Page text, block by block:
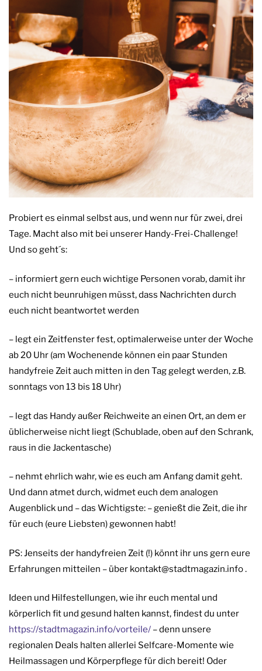
Probiert es einmal selbst aus, und wenn nur für zwei, drei
Tage. Macht also mit bei unserer Handy-Frei-Challenge!
Und so geht´s:
– informiert gern euch wichtige Personen vorab, damit ihr
euch nicht beunruhigen müsst, dass Nachrichten durch
euch nicht beantwortet werden
– legt ein Zeitfenster fest, optimalerweise unter der Woche
ab 20 Uhr (am Wochenende können ein paar Stunden
handyfreie Zeit auch mitten in den Tag gelegt werden, z.B.
sonntags von 13 bis 18 Uhr)
– legt das Handy außer Reichweite an einen Ort, an dem er
üblicherweise nicht liegt (Schublade, oben auf den Schrank,
raus in die Jackentasche)
– nehmt ehrlich wahr, wie es euch am Anfang damit geht.
Und dann atmet durch, widmet euch dem analogen
Augenblick und – das Wichtigste: – genießt die Zeit, die ihr
für euch (eure Liebsten) gewonnen habt!
PS: Jenseits der handyfreien Zeit (!) könnt ihr uns gern eure
Erfahrungen mitteilen – über kontakt@stadtmagazin.info .
Ideen und Hilfestellungen, wie ihr euch mental und
körperlich fit und gesund halten kannst, findest du unter
https://stadtmagazin.info/vorteile/ – denn unsere
regionalen Deals halten allerlei Selfcare-Momente wie
Heilmassagen und Körperpflege für dich bereit! Oder